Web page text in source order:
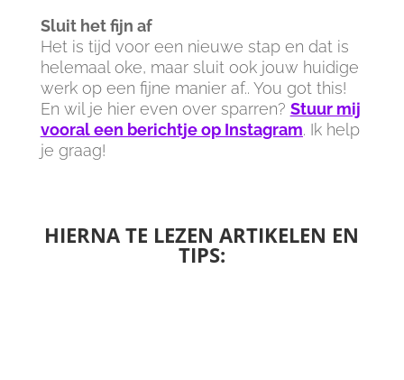
Sluit het fijn af
Het is tijd voor een nieuwe stap en dat is
helemaal oke, maar sluit ook jouw huidige
werk op een fijne manier af.. You got this!
En wil je hier even over sparren? Stuur mij
vooral een berichtje op Instagram. Ik help
je graag!
HIERNA TE LEZEN ARTIKELEN EN
TIPS: